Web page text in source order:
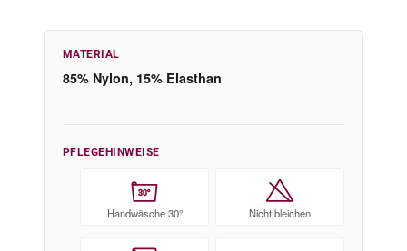
MATERIAL
85% Nylon, 15% Elasthan
PFLEGEHINWEISE
30°
Handwäsche 30° Nicht bleichen